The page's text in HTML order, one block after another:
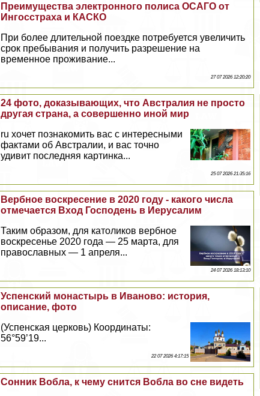
Преимущества электронного полиса ОСАГО от
Ингосстpaxa и КАСКО
При более длительной поездке потребуется увеличить
срок пребывания и получить разрешение на
временное проживание...
27 07 2026 12:20:20
24 фото, доказывающих, что Австралия не просто
другая страна, а совершенно иной мир
ru хочет познакомить вас с интересными
фактами об Австралии, и вас точно
удивит последняя картинка...
25 07 2026 21:35:16
Вербное воскресение в 2020 году - какого числа
отмечается Вход Господень в Иерусалим
Таким образом, для католиков вербное
воскресенье 2020 года — 25 марта, для
православных — 1 апреля...
24 07 2026 18:13:10
Успенский монастырь в Иваново: история,
описание, фото
(Успенская церковь) Координаты:
56°59’19...
22 07 2026 4:17:15
Сонник Вобла, к чему снится Вобла во сне видеть